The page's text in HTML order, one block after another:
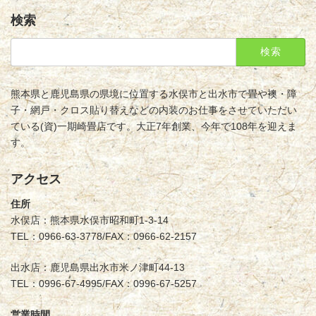
検索
検
索:
熊本県と鹿児島県の県境に位置する水俣市と出水市で畳や襖・障
子・網戸・クロス貼り替えなどの内装のお仕事をさせていただい
ている(資)一期崎畳店です。大正7年創業、今年で108年を迎えま
す。
アクセス
住所
水俣店：熊本県水俣市昭和町1-3-14
TEL：0966-63-3778/FAX：0966-62-2157
出水店：鹿児島県出水市米ノ津町44-13
TEL：0996-67-4995/FAX：0996-67-5257